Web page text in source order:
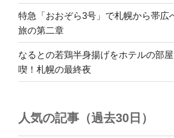
特急「おおぞら3号」で札幌から帯広
旅の第二章
なるとの若鶏半身揚げをホテルの部
喫！札幌の最終夜
人気の記事（過去30日）